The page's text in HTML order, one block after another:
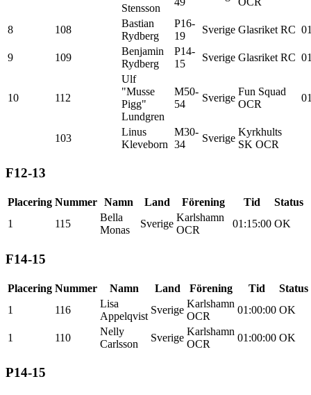
Stensson
8 108
Bastian
Rydberg
P16-
19
Sverige Glasriket RC
9 109
Benjamin
Rydberg
P14-
15
Sverige Glasriket RC
10 112
Ulf
"Musse
Pigg"
Lundgren
M50-
54
Sverige
Fun Squad
OCR
103
Linus
Kleveborn
M30-
34
Sverige
Kyrkhults
SK OCR
F12-13
Placering Nummer Namn Land Förening Tid
Status
1
115
Bella
Monas
Sverige
Karlshamn
OCR
01:15:00 OK
F14-15
Placering Nummer Namn Land Förening Tid
Status
1
116
Lisa
Appelqvist
Sverige
Karlshamn
OCR
01:00:00 OK
1 110
Nelly
Carlsson
Sverige
Karlshamn
OCR
01:00:00 OK
P14-15